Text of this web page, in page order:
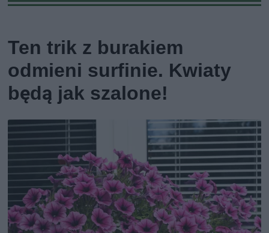
Ten trik z burakiem
odmieni surfinie. Kwiaty
będą jak szalone!